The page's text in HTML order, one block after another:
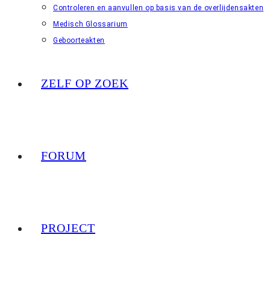
Controleren en aanvullen op basis van de overlijdensakten
Medisch Glossarium
Geboorteakten
ZELF OP ZOEK
FORUM
PROJECT